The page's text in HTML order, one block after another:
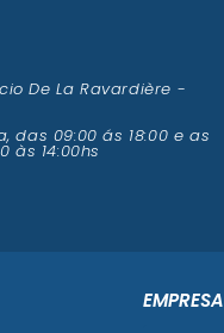
EMPRESA
De La Ravardière -
09:00 ás 18:00 e as
às 14:00hs